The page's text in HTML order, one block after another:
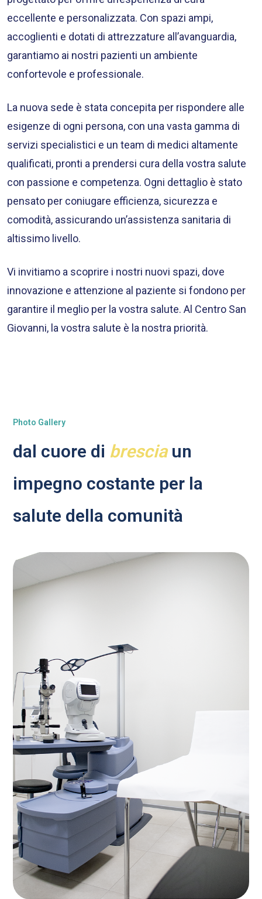
eccellente e personalizzata. Con spazi ampi,
accoglienti e dotati di attrezzature all’avanguardia,
garantiamo ai nostri pazienti un ambiente
confortevole e professionale.
La nuova sede è stata concepita per rispondere alle
esigenze di ogni persona, con una vasta gamma di
servizi specialistici e un team di medici altamente
qualificati, pronti a prendersi cura della vostra salute
con passione e competenza. Ogni dettaglio è stato
pensato per coniugare efficienza, sicurezza e
comodità, assicurando un’assistenza sanitaria di
altissimo livello.
Vi invitiamo a scoprire i nostri nuovi spazi, dove
innovazione e attenzione al paziente si fondono per
garantire il meglio per la vostra salute. Al Centro San
Giovanni, la vostra salute è la nostra priorità.
Photo Gallery
dal cuore di bresciaun
impegno costante per la
salute della comunità